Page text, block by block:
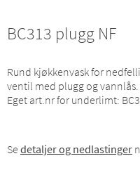
BC313 plugg NF
Rund kjøkkenvask for
ventil med plugg og vannlås.
Eget art.nr for underlimt:
Se detaljer og nedlastinger